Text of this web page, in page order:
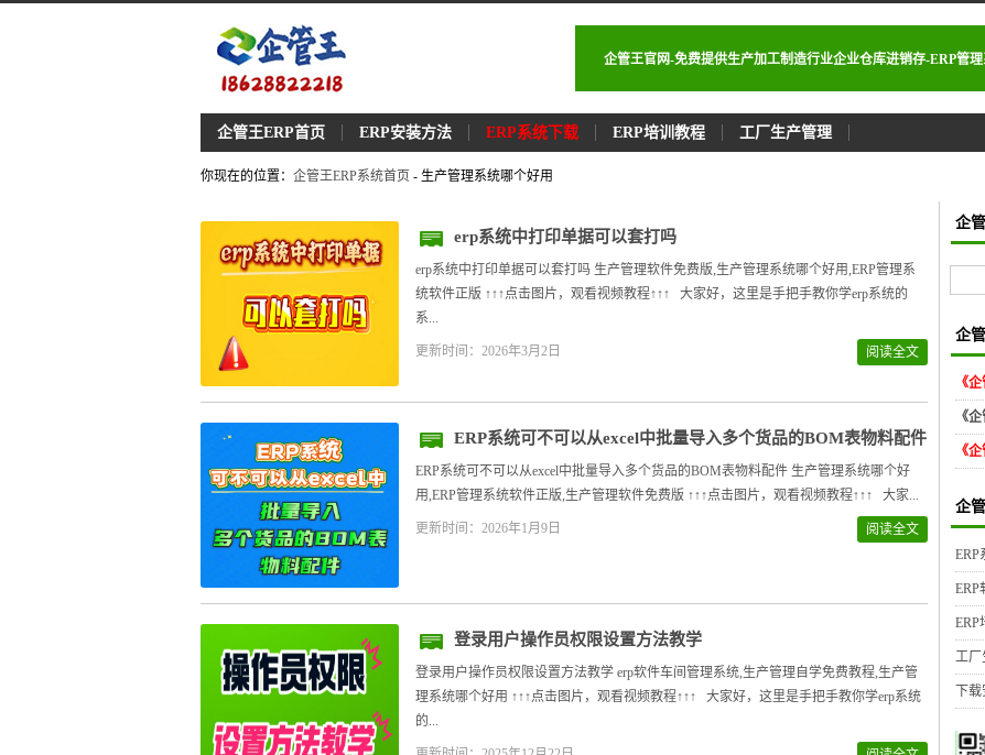
企管王官网-免费提供生产加工制造行业企业仓库进销存-ERP管
企管王ERP首页 ERP安装方法 ERP系统下载 ERP培训教程 工厂生产管理
你现在的位置： 企管王ERP系统首页 - 生产管理系统哪个好用
erp系统中打印单据可以套打吗
erp系统中打印单据可以套打吗 生产管理软件免费版,生产管理系统哪个好用,ERP管理系
统软件正版 ↑↑↑点击图片，观看视频教程↑↑↑ 大家好，这里是手把手教你学erp系统的
系...
更新时间：2026年3月2日 阅读全文
ERP系统可不可以从excel中批量导入多个货品的BOM表物料配件
ERP系统可不可以从excel中批量导入多个货品的BOM表物料配件 生产管理系统哪个好
用,ERP管理系统软件正版,生产管理软件免费版 ↑↑↑点击图片，观看视频教程↑↑↑ 大家...
更新时间：2026年1月9日 阅读全文
登录用户操作员权限设置方法教学
登录用户操作员权限设置方法教学 erp软件车间管理系统,生产管理自学免费教程,生产管
理系统哪个好用 ↑↑↑点击图片，观看视频教程↑↑↑ 大家好，这里是手把手教你学erp系统
的...
企
企
《
《
《
企
ERP
ERP
ERP
工厂
下